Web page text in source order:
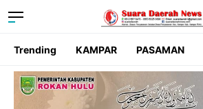
Trending KAMPAR PASAMAN